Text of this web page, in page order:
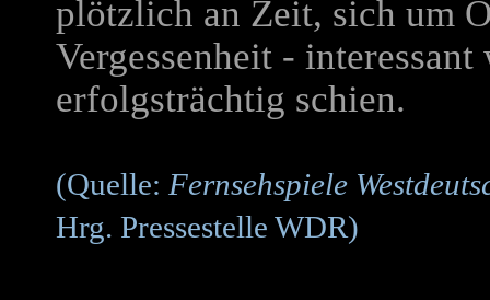
plötzlich an Zeit, sich um
Vergessenheit -
erfolgsträchtig schien.
(Quelle: Fernsehspiele
Hrg. Pressestelle WDR)